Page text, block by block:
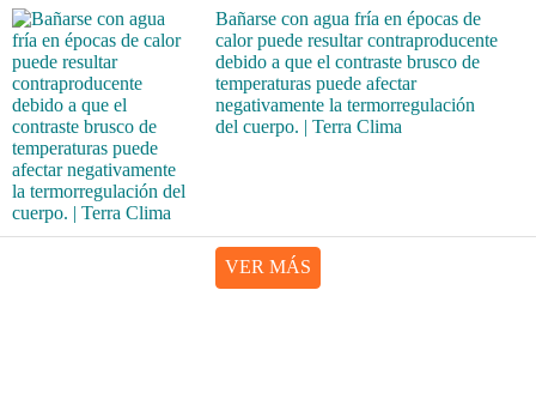
Bañarse con agua fría en épocas de
calor puede resultar contraproducente
debido a que el contraste brusco de
temperaturas puede afectar
negativamente la termorregulación
del cuerpo. | Terra Clima
VER MÁS